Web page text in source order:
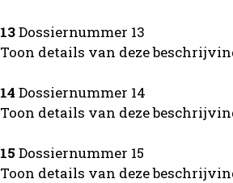
13Dossiernummer 13
Toon details van deze
14 Dossiernummer 14
Toon details van deze
15 Dossiernummer 15
Toon details van deze